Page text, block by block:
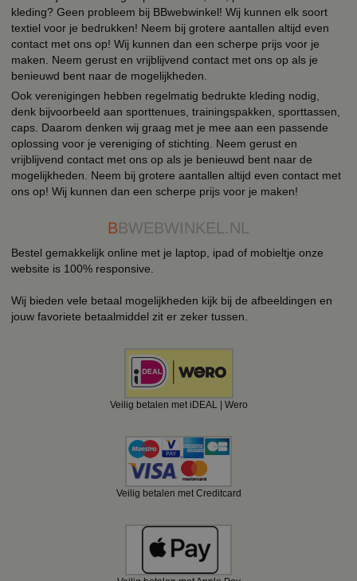
kleding? Geen probleem bij BBwebwinkel! Wij kunnen elk soort
textiel voor je bedrukken! Neem bij grotere aantallen altijd even
contact met ons op! Wij kunnen dan een scherpe prijs voor je
maken. Neem gerust en vrijblijvend contact met ons op als je
benieuwd bent naar de mogelijkheden.
Ook verenigingen hebben regelmatig bedrukte kleding nodig,
denk bijvoorbeeld aan sporttenues, trainingspakken, sporttassen,
caps. Daarom denken wij graag met je mee aan een passende
oplossing voor je vereniging of stichting. Neem gerust en
vrijblijvend contact met ons op als je benieuwd bent naar de
mogelijkheden. Neem bij grotere aantallen altijd even contact met
ons op! Wij kunnen dan een scherpe prijs voor je maken!
BBWEBWINKEL.NL
Bestel gemakkelijk online met je laptop, ipad of mobieltje onze
website is 100% responsive.
Wij bieden vele betaal mogelijkheden kijk bij de afbeeldingen en
jouw favoriete betaalmiddel zit er zeker tussen.
Veilig betalen met iDEAL | Wero
Veilig betalen met Creditcard